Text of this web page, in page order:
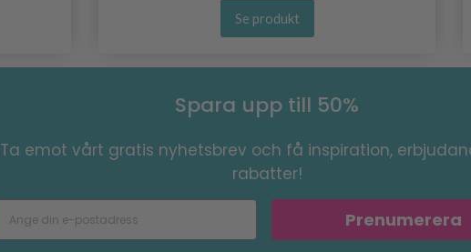
Se produkt
Spara upp till 50%
Ta emot vårt gratis nyhetsbrev och få inspiration,
rabatter!
Prenumerera